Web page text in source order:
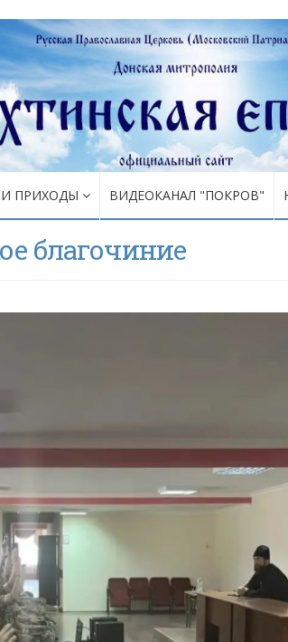
ПРИХОДЫ ВИДЕОКАНАЛ "ПОКРОВ"
благочиние